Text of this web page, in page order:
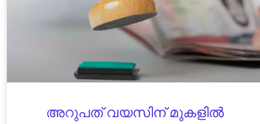
അറുപത് വയസിന് മുകളിൽ